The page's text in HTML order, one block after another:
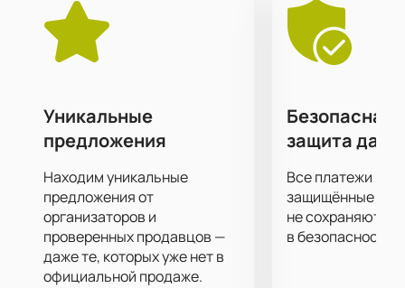
музыки.
Клуб «16 тонн» славится своей уютной атмосферой
и отличной акустикой, что делает его идеальным
оборудовано современным звуковым и световым
оборудованием, что позволяет максимально
раскрыть потенциал выступающих артистов.
Купить билеты на концерт Shirra в клубе «16
тонн»можно на нашем сайте. Не упустите
возможность насладиться живым выступлением и
провести незабываемый вечер в одном из лучших
клубов Москвы.
Уникальные
предложения
Находим уникальные
предложения от
организаторов и
проверенных продавцов —
даже те, которых уже нет в
официальной продаже.
Безопасная
защита
Все платежи
защищённые
не сохраняются
в безопасности.